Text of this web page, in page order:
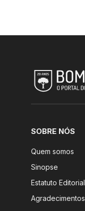
SOBRE NÓS
Quem somos
Sinopse
Estatuto Editorial
Agradecimentos